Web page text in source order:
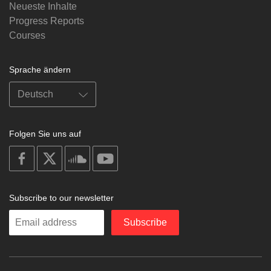
Neueste Inhalte
Progress Reports
Courses
Sprache ändern
Folgen Sie uns auf
on
facebook
soundcloud
Subscribe to our newsletter
Enter
Subscribe